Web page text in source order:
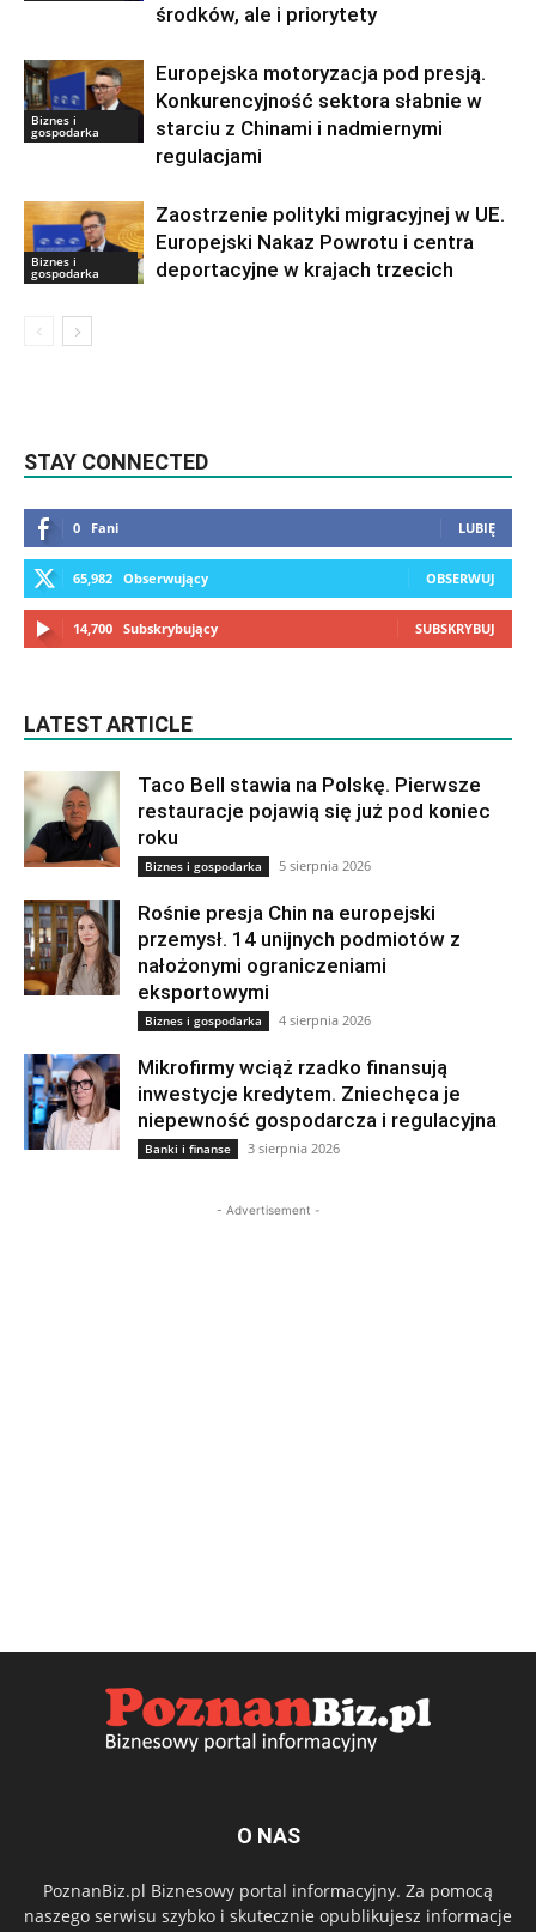
środków, ale i priorytety
Biznes i
gospodarka
Europejska motoryzacja pod presją.
Konkurencyjność sektora słabnie w
starciu z Chinami i nadmiernymi
regulacjami
Biznes i
gospodarka
Zaostrzenie polityki migracyjnej w UE.
Europejski Nakaz Powrotu i centra
deportacyjne w krajach trzecich
STAY CONNECTED
0 Fani LUBIĘ
65,982 Obserwujący OBSERWUJ
14,700 Subskrybujący SUBSKRYBUJ
LATEST ARTICLE
Taco Bell stawia na Polskę. Pierwsze
restauracje pojawią się już pod koniec
roku
Biznes i gospodarka 5 sierpnia 2026
Rośnie presja Chin na europejski
przemysł. 14 unijnych podmiotów z
nałożonymi ograniczeniami
eksportowymi
Biznes i gospodarka 4 sierpnia 2026
Mikrofirmy wciąż rzadko finansują
inwestycje kredytem. Zniechęca je
niepewność gospodarcza i regulacyjna
Banki i finanse 3 sierpnia 2026
- Advertisement -
O NAS
PoznanBiz.pl Biznesowy portal informacyjny. Za pomocą
naszego serwisu szybko i skutecznie opublikujesz informacje